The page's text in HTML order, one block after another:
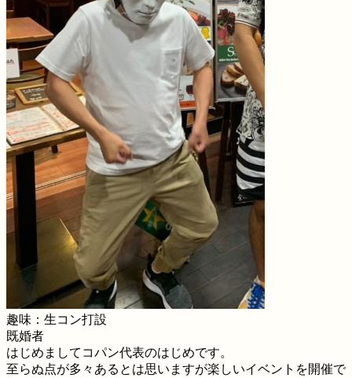
趣味：生コン打設
既婚者
はじめましてコパン代表のはじめです。
至らぬ点が多々あるとは思いますが楽しいイベントを開催で